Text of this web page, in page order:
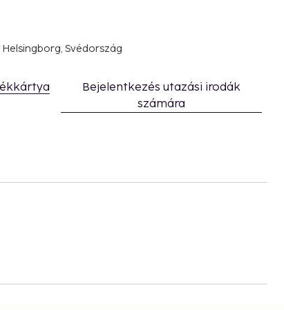
Helsingborg, Svédország
Bejelentkezés utazási irodák
számára